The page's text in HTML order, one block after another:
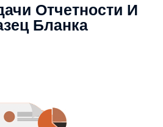
Отчетности И
Бланка